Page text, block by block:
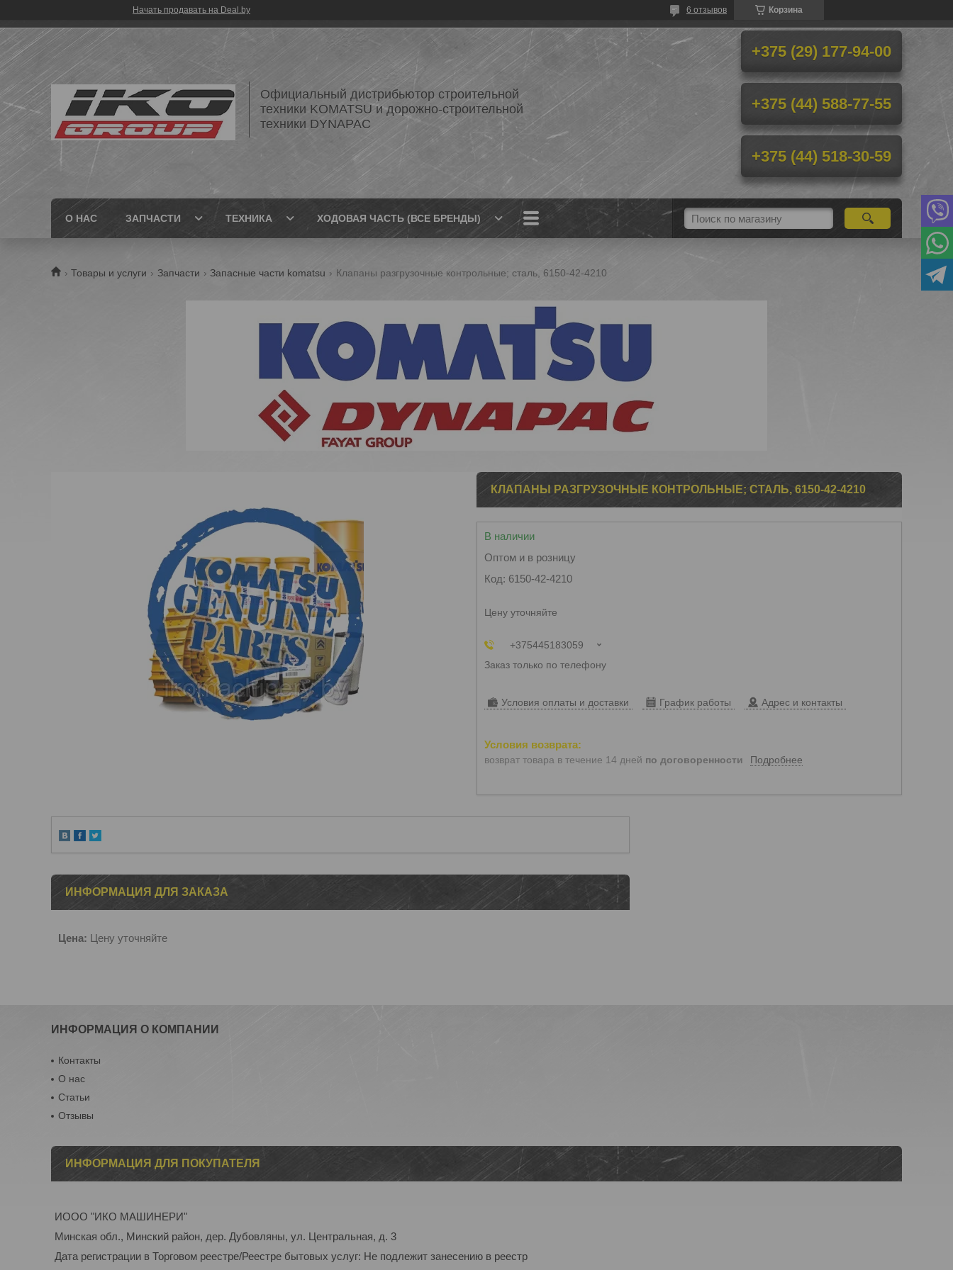
Начать продавать на Deal.by Корзина
6 отзывов
Официальный дистрибьютор строительной
техники KOMATSU и дорожно-строительной
техники DYNAPAC
+375 (29) 177-94-00
+375 (44) 588-77-55
+375 (44) 518-30-59
О НАС ЗАПЧАСТИ ТЕХНИКА ХОДОВАЯ ЧАСТЬ (ВСЕ БРЕНДЫ)
Товары и услуги Запчасти Запасные части komatsu Клапаны разгрузочные контрольные; сталь, 6150-42-4210
КЛАПАНЫ РАЗГРУЗОЧНЫЕ КОНТРОЛЬНЫЕ; СТАЛЬ, 6150-42-4210
В наличии
Оптом и в розницу
Код: 6150-42-4210
Цену уточняйте
+375445183059
Заказ только по телефону
Условия оплаты и доставки График работы Адрес и контакты
возврат товара в течение 14 дней по договоренности Подробнее
ИНФОРМАЦИЯ ДЛЯ ЗАКАЗА
Цена: Цену уточняйте
ИНФОРМАЦИЯ О КОМПАНИИ
Контакты
О нас
Статьи
Отзывы
ИНФОРМАЦИЯ ДЛЯ ПОКУПАТЕЛЯ
ИООО "ИКО МАШИНЕРИ"
Минская обл., Минский район, дер. Дубовляны, ул. Центральная, д. 3
Дата регистрации в Торговом реестре/Реестре бытовых услуг: Не подлежит занесению в реестр